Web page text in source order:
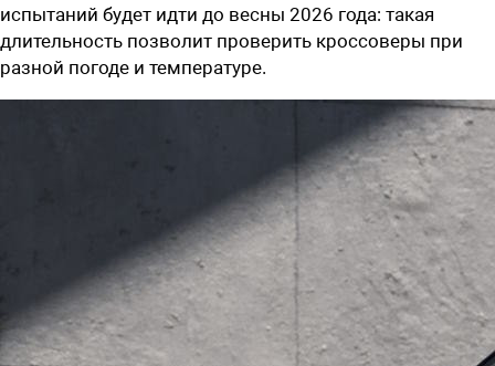
испытаний будет идти до весны 2026 года: такая
длительность позволит проверить кроссоверы при
разной погоде и температуре.